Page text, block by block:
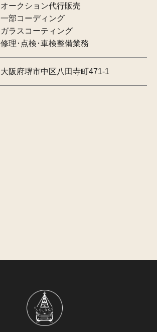
オークション代行販売
一部コーディング
ガラスコーティング
修理･点検･車検整備業務
大阪府堺市中区八田寺町471-1